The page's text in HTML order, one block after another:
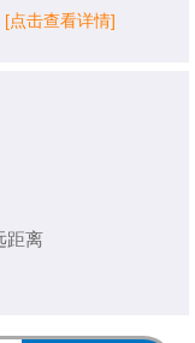
[点击查看详情]
距离